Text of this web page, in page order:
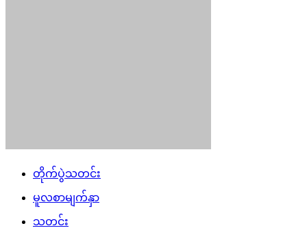
တိုက်ပွဲသတင်း
မူလစာမျက်နှာ
သတင်း